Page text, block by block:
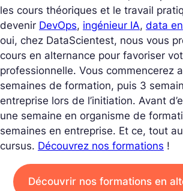
les cours théoriques et le travail
devenir DevOps, ingénieur IA, data
oui, chez DataScientest, nous vous
cours en alternance pour favoriser
professionnelle. Vous commencerez
semaines de formation, puis 3
entreprise lors de l’initiation. Avant
une semaine en organisme de
semaines en entreprise. Et ce, tout
cursus. Découvrez nos formations !
Découvrir nos formations en